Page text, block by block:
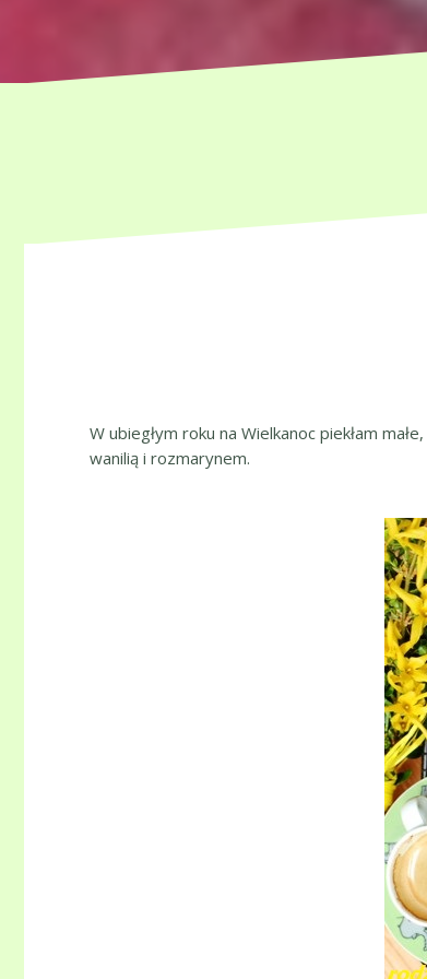
W ubiegłym roku na Wielkanoc piekłam małe,
wanilią i rozmarynem.